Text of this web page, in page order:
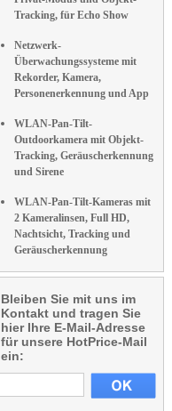
Tracking, für Echo Show
Netzwerk-
Überwachungssysteme mit
Rekorder, Kamera,
Personenerkennung und App
WLAN-Pan-Tilt-
Outdoorkamera mit Objekt-
Tracking, Geräuscherkennung
und Sirene
WLAN-Pan-Tilt-Kameras mit
2 Kameralinsen, Full HD,
Nachtsicht, Tracking und
Geräuscherkennung
Bleiben Sie mit uns im
Kontakt und tragen Sie
hier Ihre E-Mail-Adresse
für unsere HotPrice-Mail
ein: